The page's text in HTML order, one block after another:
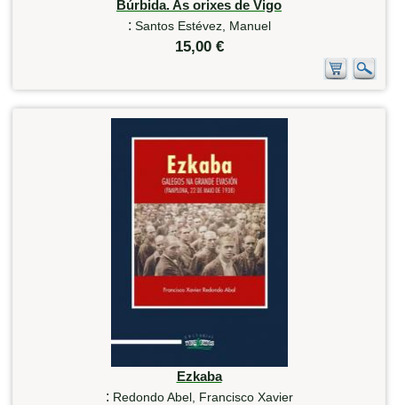
Búrbida. As orixes de Vigo
: Santos Estévez, Manuel
15,00 €
Ezkaba
: Redondo Abel, Francisco Xavier